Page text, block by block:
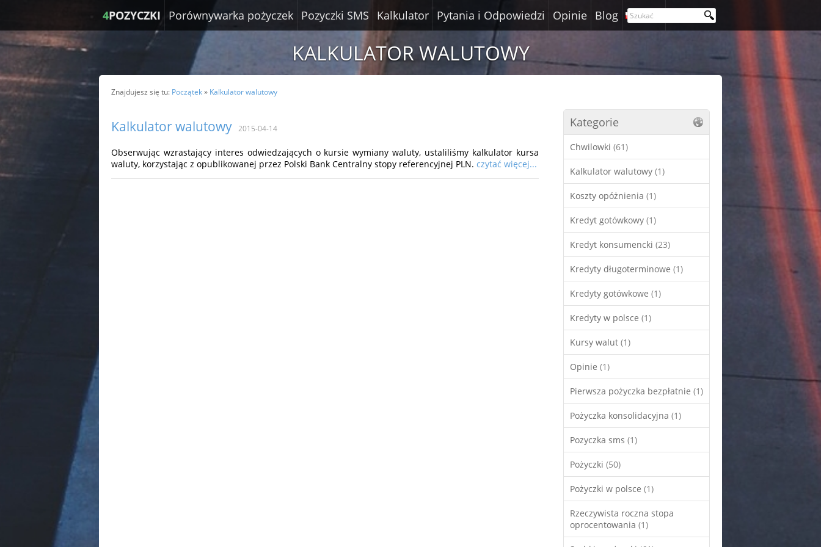
4POZYCZKI Porównywarka pożyczek Pozyczki SMS Kalkulator Pytania i Odpowiedzi Opinie Blog Polski
KALKULATOR WALUTOWY
Znajdujesz się tu: Początek» Kalkulator walutowy
Kalkulator walutowy 2015-04-14
Obserwując wzrastający interes odwiedzających o kursie wymiany waluty, ustaliliśmy kalkulator kursa
waluty, korzystając z opublikowanej przez Polski Bank Centralny stopy referencyjnej PLN. czytać więcej...
Kategorie
Chwilowki (61)
Kalkulator walutowy (1)
Koszty opóżnienia (1)
Kredyt gotówkowy (1)
Kredyt konsumencki (23)
Kredyty długoterminowe (1)
Kredyty gotówkowe (1)
Kredyty w polsce (1)
Kursy walut (1)
Opinie (1)
Pierwsza pożyczka bezpłatnie (1)
Pożyczka konsolidacyjna (1)
Pozyczka sms (1)
Pożyczki (50)
Pożyczki w polsce (1)
Rzeczywista roczna stopa
oprocentowania (1)